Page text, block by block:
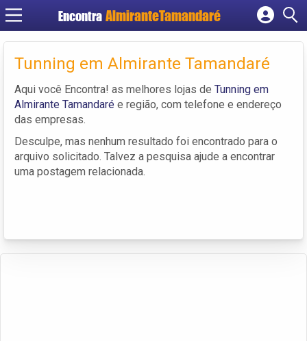
Encontra
Cadastrar empresa
Criar conta
Tunning em Almirante Tamandaré
Aqui você Encontra! as melhores lojas de Tunning em
Almirante Tamandaré e região, com telefone e endereço
das empresas.
Desculpe, mas nenhum resultado foi encontrado para o
arquivo solicitado. Talvez a pesquisa ajude a encontrar
uma postagem relacionada.